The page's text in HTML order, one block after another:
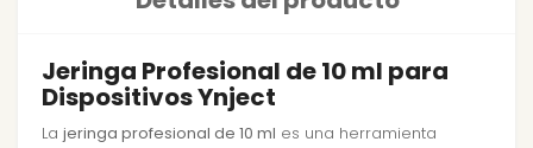
Jeringa Profesional de 10 ml para
Dispositivos Ynject
La jeringa profesional de 10 ml es una herramienta